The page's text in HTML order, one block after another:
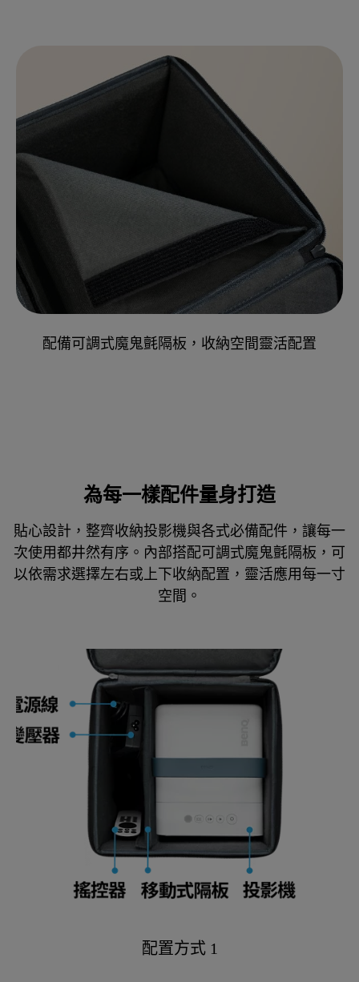
配備可調式魔鬼氈隔板，收納空間靈活配置
為每一樣配件量身打造
貼心設計，整齊收納投影機與各式必備配件，讓每一
次使用都井然有序。內部搭配可調式魔鬼氈隔板，可
以依需求選擇左右或上下收納配置，靈活應用每一寸
空間。
配置方式 1